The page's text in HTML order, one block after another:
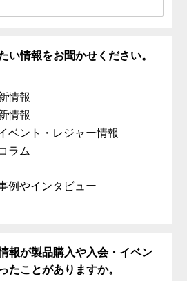
い情報をお聞かせください。
情報
情報
ベント・レジャー情報
ラム
例やインタビュー
報が製品購入や入会・イベン
たことがありますか。